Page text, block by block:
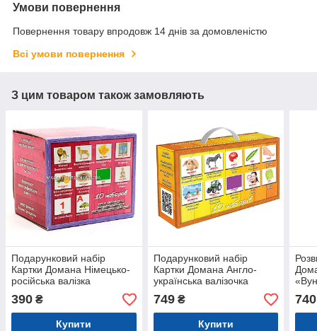
Умови повернення
Повернення товару впродовж 14 днів за домовленістю
Всі умови повернення
З цим товаром також замовляють
Подарунковий набір
Картки Домана Німецько-
російська валізка
Вундеркінд з пелюшок 10
наборів
390 ₴
Купити
Подарунковий набір
Картки Домана Англо-
українська валізочка
Вундеркінд з пелюшок 10
наборів
749₴
Купити
арт.
740